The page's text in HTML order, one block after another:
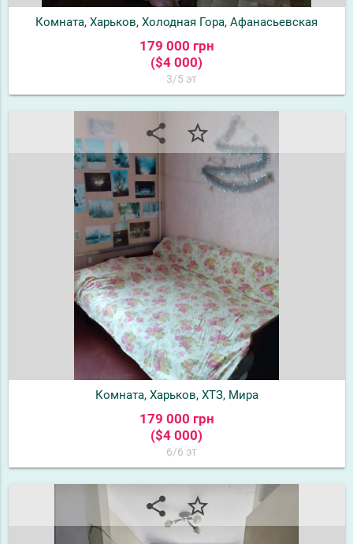
Комната, Харьков, Холодная Гора, Афанасьевская
179 000 грн
($4 000)
3/5 эт
share star_border
Комната, Харьков, ХТЗ, Мира
179 000 грн
($4 000)
6/6 эт
share star_border